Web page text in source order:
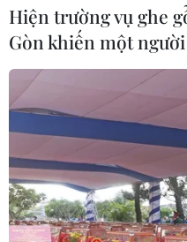
Tổng thống Iran nhấn
sẽ không bị ép buộc
08/08/2026 11:51
Việt Nam-Ấn Độ thúc
nghiên cứu, đào tạo và
sách
08/08/2026 10:28
Hiện trường vụ ghe
Gòn khiến một